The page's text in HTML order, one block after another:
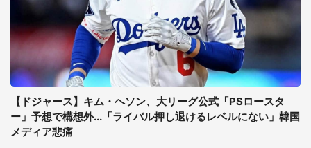
【ドジャース】キム・ヘソン、大リーグ公式「PSロースタ
ー」予想で構想外...「ライバル押し退けるレベルにない」韓国
メディア悲痛